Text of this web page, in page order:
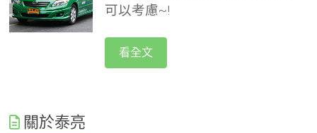
可以考慮~!
看全文
關於泰亮